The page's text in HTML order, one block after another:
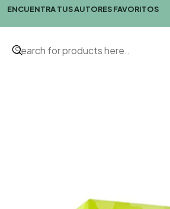
ENCUENTRA TUS AUTORES FAVORITOS